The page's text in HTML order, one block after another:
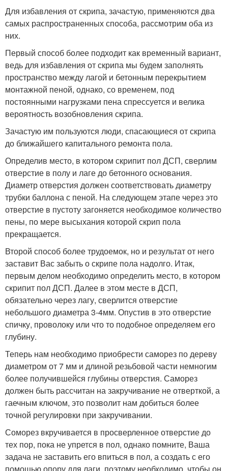
Для избавления от скрипа, зачастую, применяются два
самых распространенных способа, рассмотрим оба из
них.
Первый способ более подходит как временный вариант,
ведь для избавления от скрипа мы будем заполнять
пространство между лагой и бетонным перекрытием
монтажной пеной, однако, со временем, под
постоянными нагрузками пена спрессуется и велика
вероятность возобновления скрипа.
Зачастую им пользуются люди, спасающиеся от скрипа
до ближайшего капитального ремонта пола.
Определив место, в котором скрипит пол ДСП, сверлим
отверстие в полу и лаге до бетонного основания.
Диаметр отверстия должен соответствовать диаметру
трубки баллона с пеной. На следующем этапе через это
отверстие в пустоту загоняется необходимое количество
пены, по мере высыхания которой скрип пола
прекращается.
Второй способ более трудоемок, но и результат от него
заставит Вас забыть о скрипе пола надолго. Итак,
первым делом необходимо определить место, в котором
скрипит пол ДСП. Далее в этом месте в ДСП,
обязательно через лагу, сверлится отверстие
небольшого диаметра 3-4мм. Опустив в это отверстие
спичку, проволоку или что то подобное определяем его
глубину.
Теперь нам необходимо приобрести саморез по дереву
диаметром от 7 мм и длиной резьбовой части немногим
более получившейся глубины отверстия. Саморез
должен быть рассчитан на закручивание не отверткой, а
гаечным ключом, это позволит нам добиться более
точной регулировки при закручивании.
Соморез вкручивается в просверленное отверстие до
тех пор, пока не упрется в пол, однако помните, Ваша
задача не заставить его впиться в пол, а создать с его